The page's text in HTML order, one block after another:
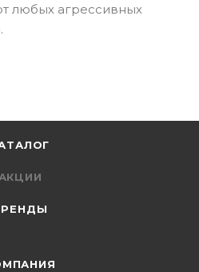
любых агрессивных
АКЦИИ